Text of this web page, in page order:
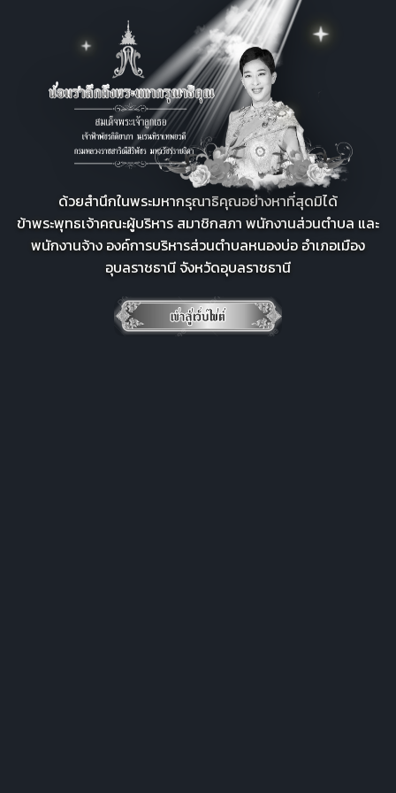
ด้วยสำนึกในพระมหากรุณาธิคุณอย่างหาที่สุดมิได้
ข้าพระพุทธเจ้าคณะผู้บริหาร สมาชิกสภา พนักงานส่วนตำบล และ
พนักงานจ้าง องค์การบริหารส่วนตำบลหนองบ่อ อำเภอเมือง
อุบลราชธานี จังหวัดอุบลราชธานี